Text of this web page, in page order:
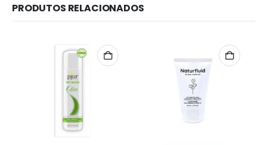
PRODUTOS RELACIONADOS
Redes Sociais
Métodos de Pagamento